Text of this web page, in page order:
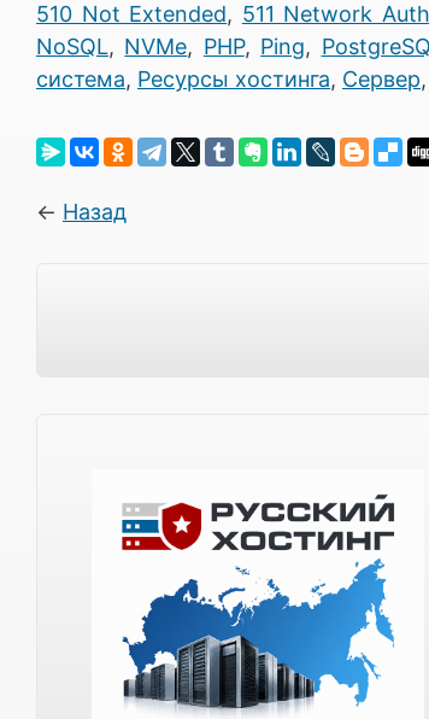
510 Not Extended, 511 Network
NoSQL, NVMe, PHP, Ping,
система, Ресурсы хостинга, Сервер,
← Назад